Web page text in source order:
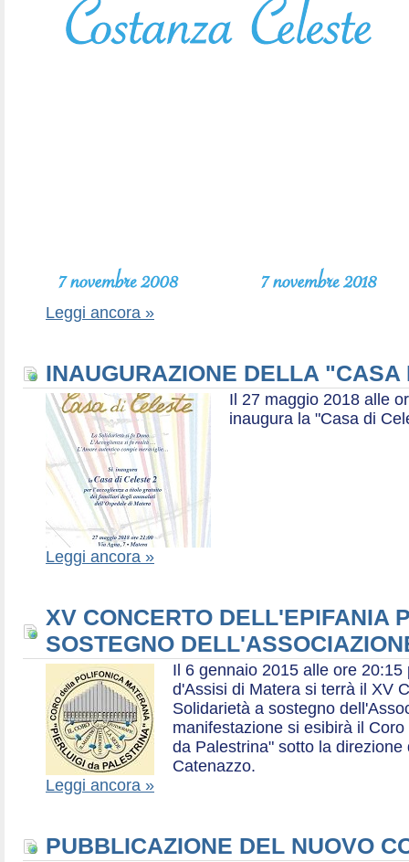
Leggi ancora »
INAUGURAZIONE DELLA
Il 27 maggio 2018 alle
inaugura la "Casa di
Leggi ancora »
XV CONCERTO DELL'EPIFANIA
SOSTEGNO
Il 6 gennaio 2015 alle ore
d'Assisi di Matera si terrà il XV
Solidarietà a sostegno
manifestazione si esibirà il
da Palestrina" sotto la
Catenazzo.
Leggi ancora »
PUBBLICAZIONE DEL NUOVO